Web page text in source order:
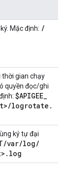
Mặc định: /
gian chạy
quyền đọc/ghi
$APIGEE_
/logrotate .
ký tự đại
/var/log/
. log